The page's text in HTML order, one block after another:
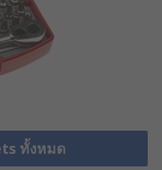
ทั้งหมด